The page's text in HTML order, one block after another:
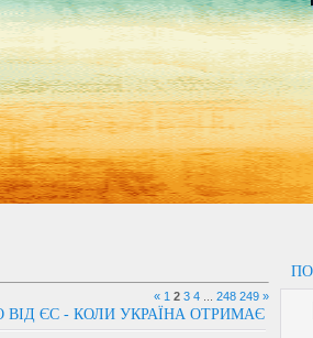
« 1 2 3 4 248 249 »
ЄС - КОЛИ УКРАЇНА ОТРИМАЄ